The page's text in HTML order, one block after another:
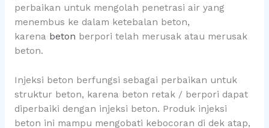
perbaikan untuk mengolah penetrasi air yang
menembus ke dalam ketebalan beton,
karena beton berpori telah merusak atau merusak
beton.
Injeksi beton berfungsi sebagai perbaikan untuk
struktur beton, karena beton retak / berpori dapat
diperbaiki dengan injeksi beton. Produk injeksi
beton ini mampu mengobati kebocoran di dek atap,